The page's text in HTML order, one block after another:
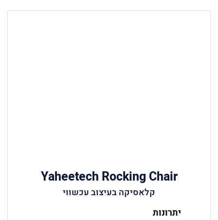
Yaheetech Rocking Chair
קלאסיקה בעיצוב עכשווי
יתרונות